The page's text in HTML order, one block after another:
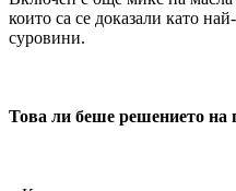
които са се доказали като
суровини.
Това ли беше решението на